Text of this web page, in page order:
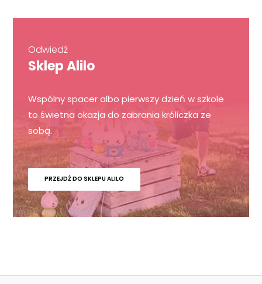
Odwiedź
Sklep Alilo
Wspólny spacer albo pierwszy dzień w szkole
to świetna okazja do zabrania króliczka ze
sobą.
PRZEJDŹ DO SKLEPU ALILO